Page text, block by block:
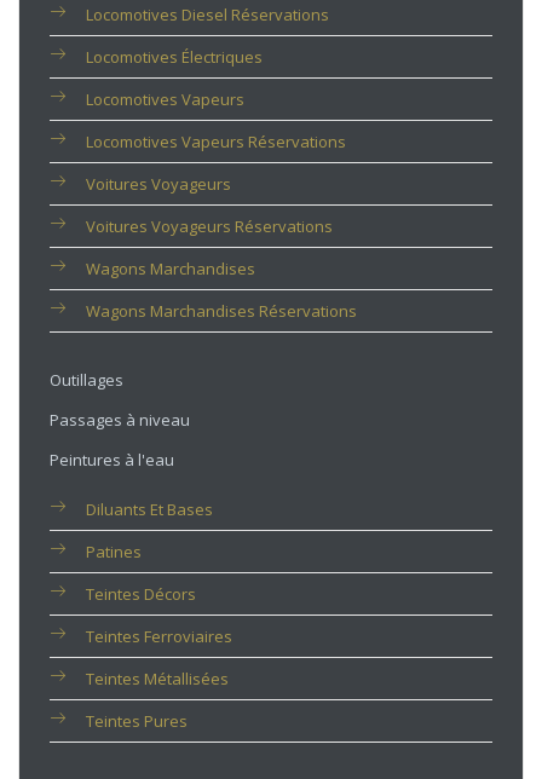
Locomotives Diesel Réservations
Locomotives Électriques
Locomotives Vapeurs
Locomotives Vapeurs Réservations
Voitures Voyageurs
Voitures Voyageurs Réservations
Wagons Marchandises
Wagons Marchandises Réservations
Outillages
Passages à niveau
Peintures à l'eau
Diluants Et Bases
Patines
Teintes Décors
Teintes Ferroviaires
Teintes Métallisées
Teintes Pures